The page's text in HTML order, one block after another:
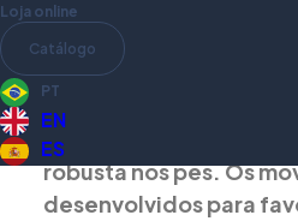
Loja online
Catálogo
PT
EN
ES
Pensada para quem
contemporânea e estilo
Industrial traz o
madeira natural e a
robusta nos pés. Os
desenvolvidos para